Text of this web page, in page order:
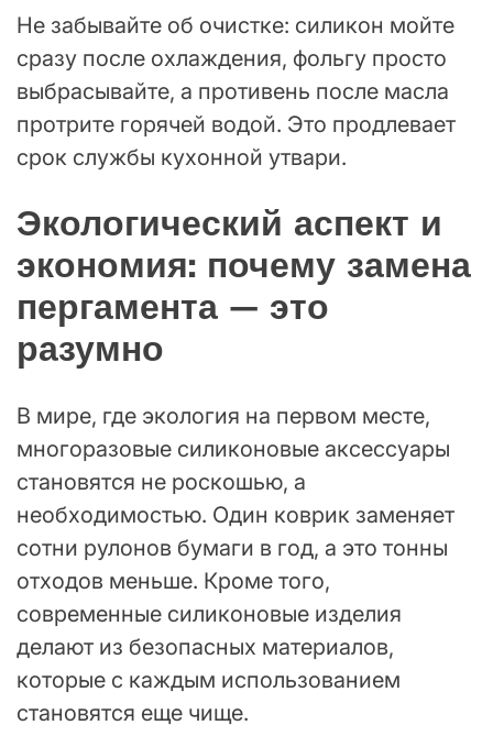
Не забывайте об очистке: силикон мойте
сразу после охлаждения, фольгу просто
выбрасывайте, а противень после масла
протрите горячей водой. Это продлевает
срок службы кухонной утвари.
Экологический аспект и
экономия: почему замена
пергамента — это
разумно
В мире, где экология на первом месте,
многоразовые силиконовые аксессуары
становятся не роскошью, а
необходимостью. Один коврик заменяет
сотни рулонов бумаги в год, а это тонны
отходов меньше. Кроме того,
современные силиконовые изделия
делают из безопасных материалов,
которые с каждым использованием
становятся еще чище.